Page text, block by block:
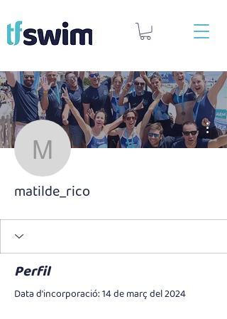
matilde_rico
matilde_rico
Perfil
Data d'incorporació: 14 de març del 2024